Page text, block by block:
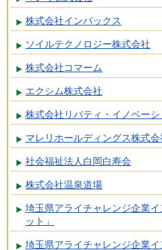
株式会社インバックス
ソイルテクノロジー株式会社
株式会社コマーム
エクシム株式会社
株式会社リバティ・イノベーシ
マレリホールディングス株式会
社会福祉法人白岡白寿会
株式会社温泉道場
埼玉県アライチャレンジ企業
ット」
埼玉県アライチャレンジ企業